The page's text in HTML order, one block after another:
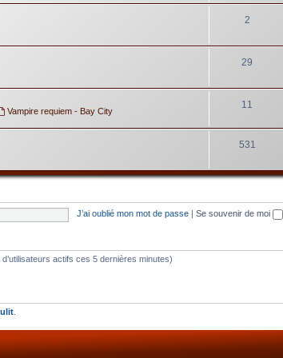
2
29
Vampire requiem - Bay City
11
531
J’ai oublié mon mot de passe Se souvenir de moi
actifs ces 5 dernières minutes)